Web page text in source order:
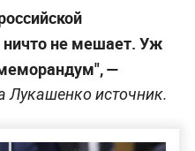
не мешает. Уж
—
Лукашенко источник.